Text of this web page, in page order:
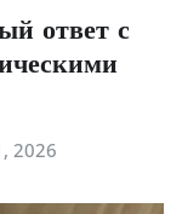
ответ с
2026